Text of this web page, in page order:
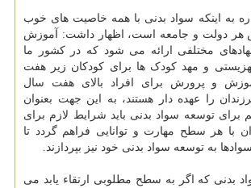
به اینکه سواد بدنی با همه خاصیت های خوب
هر دولت و جامعه است، اظهار داشت: آموزش
مختلفی ارائه می شود که در کشور ما
بهزیستی و مهد کودک ها برای کودکان زیر هفت
و پرورش برای افراد بالای هفت سال
را عهده دار هستند، به این جهت بعنوان
برای توسعه سواد بدنی باید شرایط لازم برای
با هر سطح مهارت و توانایی فراهم گردد تا
سوادها به توسعه سواد بدنی خود نیز بپردازند.
بدنی که اگر به سطح مطلوبی ارتقاء یابد می